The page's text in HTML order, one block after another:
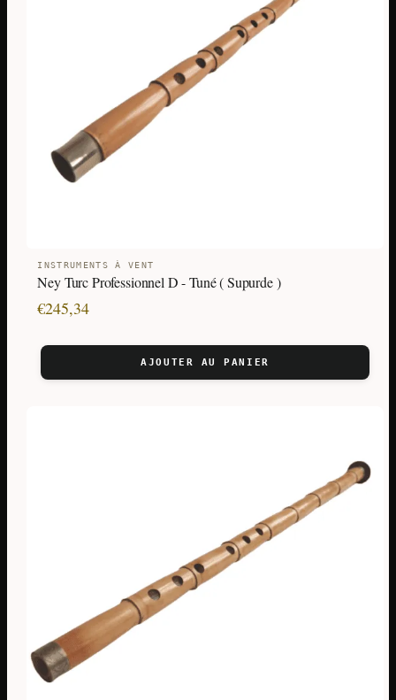
INSTRUMENTS À VENT
Ney Turc Professionnel D - Tuné ( Supurde )
€245,34
AJOUTER AU PANIER